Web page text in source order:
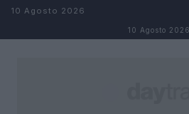
Salta al contenuto
10 Agosto 2026
10 Agosto 2026